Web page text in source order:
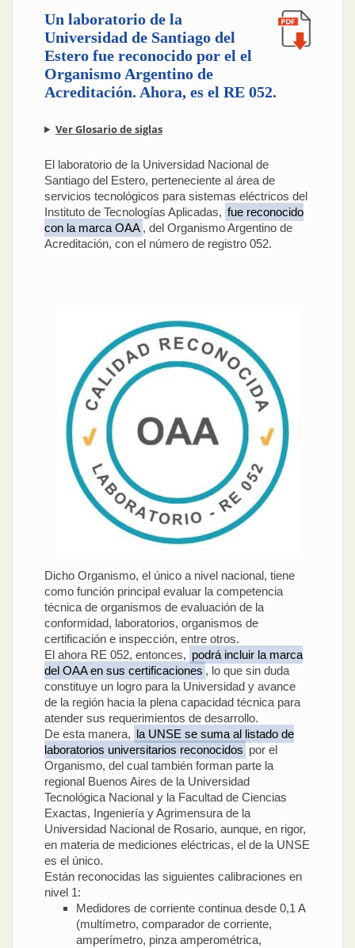
Un laboratorio de la
Universidad de Santiago del
Estero fue reconocido por el el
Organismo Argentino de
Acreditación. Ahora, es el RE 052.
Ver Glosario de siglas
El laboratorio de la Universidad Nacional de
Santiago del Estero, perteneciente al área de
servicios tecnológicos para sistemas eléctricos del
Instituto de Tecnologías Aplicadas, fue reconocido
con la marca OAA , del Organismo Argentino de
Acreditación, con el número de registro 052.
Dicho Organismo, el único a nivel nacional, tiene
como función principal evaluar la competencia
técnica de organismos de evaluación de la
conformidad, laboratorios, organismos de
certificación e inspección, entre otros.
El ahora RE 052, entonces, podrá incluir la marca
del OAA en sus certificaciones , lo que sin duda
constituye un logro para la Universidad y avance
de la región hacia la plena capacidad técnica para
atender sus requerimientos de desarrollo.
De esta manera, la UNSE se suma al listado de
laboratorios universitarios reconocidos por el
Organismo, del cual también forman parte la
regional Buenos Aires de la Universidad
Tecnológica Nacional y la Facultad de Ciencias
Exactas, Ingeniería y Agrimensura de la
Universidad Nacional de Rosario, aunque, en rigor,
en materia de mediciones eléctricas, el de la UNSE
es el único.
Están reconocidas las siguientes calibraciones en
nivel 1:
Medidores de corriente continua desde 0,1 A
(multímetro, comparador de corriente,
amperímetro, pinza amperométrica,